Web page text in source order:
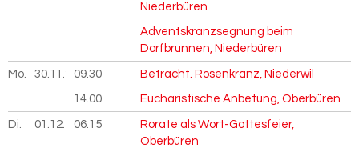
Niederbüren
Adventskranzsegnung beim
Dorfbrunnen, Niederbüren
Mo. 30.11. 2026
09.30 Betracht. Rosenkranz, Niederwil
14.00 Eucharistische Anbetung, Oberbüren
Di. 01.12. 2026
06.15
Rorate als Wort-Gottesfeier,
Oberbüren